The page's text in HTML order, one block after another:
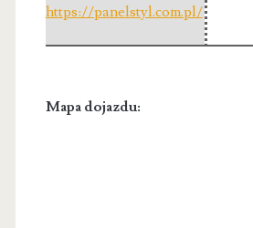
https://panelstyl.com.pl/
Mapa dojazdu: